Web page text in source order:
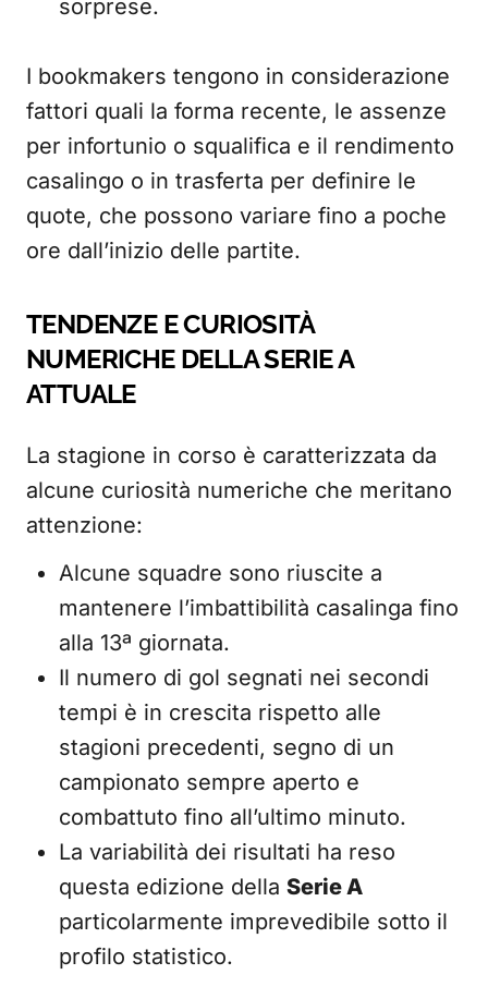
sorprese.
I bookmakers tengono in considerazione
fattori quali la forma recente, le assenze
per infortunio o squalifica e il rendimento
casalingo o in trasferta per definire le
quote, che possono variare fino a poche
ore dall’inizio delle partite.
TENDENZE E CURIOSITÀ
NUMERICHE DELLA SERIE A
ATTUALE
La stagione in corso è caratterizzata da
alcune curiosità numeriche che meritano
attenzione:
Alcune squadre sono riuscite a
mantenere l’imbattibilità casalinga fino
alla 13ª giornata.
Il numero di gol segnati nei secondi
tempi è in crescita rispetto alle
stagioni precedenti, segno di un
campionato sempre aperto e
combattuto fino all’ultimo minuto.
La variabilità dei risultati ha reso
questa edizione della Serie A
particolarmente imprevedibile sotto il
profilo statistico.